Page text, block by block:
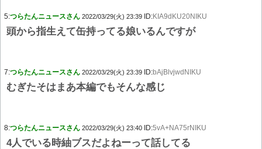
5:つらたんニュースさん 2022/03/29(火) 23:39 ID:KIA9dKU20NIKU
頭から指生えて缶持ってる娘いるんですが
7:つらたんニュースさん 2022/03/29(火) 23:39 ID:bAjBlvjwdNIKU
むぎたそはまあ本編でもそんな感じ
8:つらたんニュースさん 2022/03/29(火) 23:40 ID:5vA+NA75rNIKU
4人でいる時紬ブスだよねーって話してる